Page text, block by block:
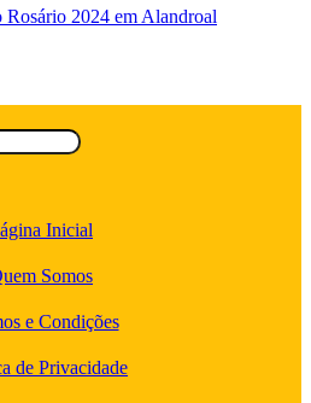
Rosário 2024 em Alandroal
Inicial
Somos
e Condições
de Privacidade